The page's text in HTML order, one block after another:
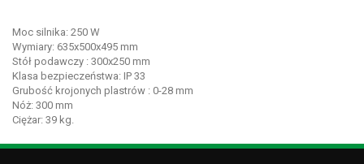
Moc silnika: 250 W
Wymiary: 635x500x495 mm
Stół podawczy : 300x250 mm
Klasa bezpieczeństwa: IP 33
Grubość krojonych plastrów : 0-28 mm
Nóż: 300 mm
Ciężar: 39 kg.